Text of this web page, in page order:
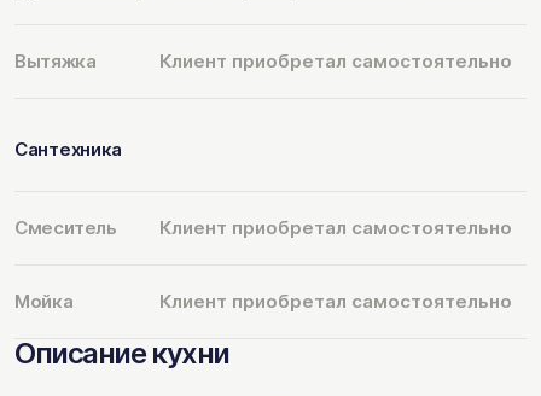
Вытяжка Клиент приобретал самостоятельно
Сантехника
Смеситель Клиент приобретал самостоятельно
Мойка Клиент приобретал самостоятельно
Описание кухни